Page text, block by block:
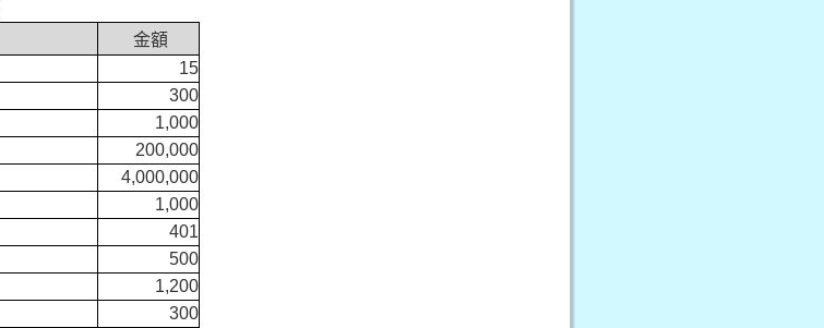
金額
15
300
1,000
200,000
4,000,000
1,000
401
500
1,200
300